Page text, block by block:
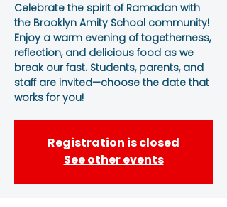
Celebrate the spirit of Ramadan with
the Brooklyn Amity School community!
Enjoy a warm evening of togetherness,
reflection, and delicious food as we
break our fast. Students, parents, and
staff are invited—choose the date that
works for you!
Registration is closed
See other events